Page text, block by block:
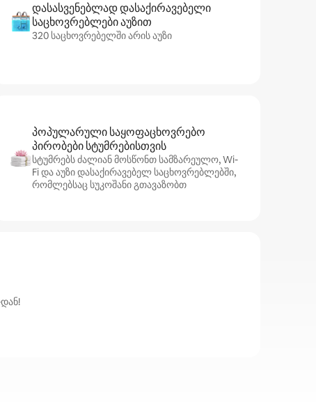
დასასვენებლად დასაქირავებელი
საცხოვრებლები აუზით
320 საცხოვრებელში არის აუზი
პოპულარული საყოფაცხოვრებო
პირობები სტუმრებისთვის
სტუმრებს ძალიან მოსწონთ სამზარეულო, Wi-
Fi და აუზი დასაქირავებელ საცხოვრებლებში,
რომლებსაც სუკოშანი გთავაზობთ